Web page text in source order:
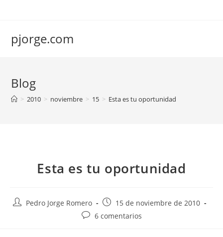
pjorge.com
Blog
> 2010 > noviembre > 15 > Esta es tu oportunidad
Esta es tu oportunidad
AutorPedro Jorge Romero
Publicación
de
15 de noviembre de 2010
Comentarios
6 comentarios